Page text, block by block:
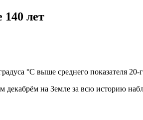
140 лет
°C выше среднего показателя 20-
на Земле за всю историю